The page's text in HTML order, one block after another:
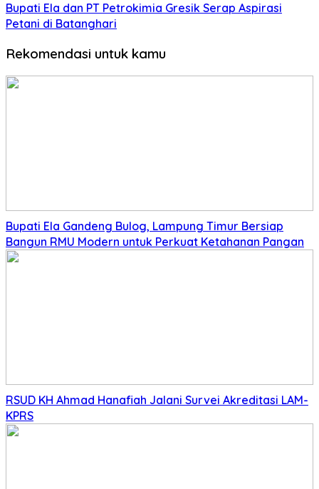
Bupati Ela dan PT Petrokimia Gresik Serap Aspirasi
Petani di Batanghari
Rekomendasi untuk kamu
Bupati Ela Gandeng Bulog, Lampung Timur Bersiap
Bangun RMU Modern untuk Perkuat Ketahanan Pangan
RSUD KH Ahmad Hanafiah Jalani Survei Akreditasi LAM-
KPRS